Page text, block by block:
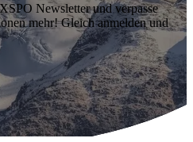
Newsletter und verpasse
mehr! Gleich anmelden und